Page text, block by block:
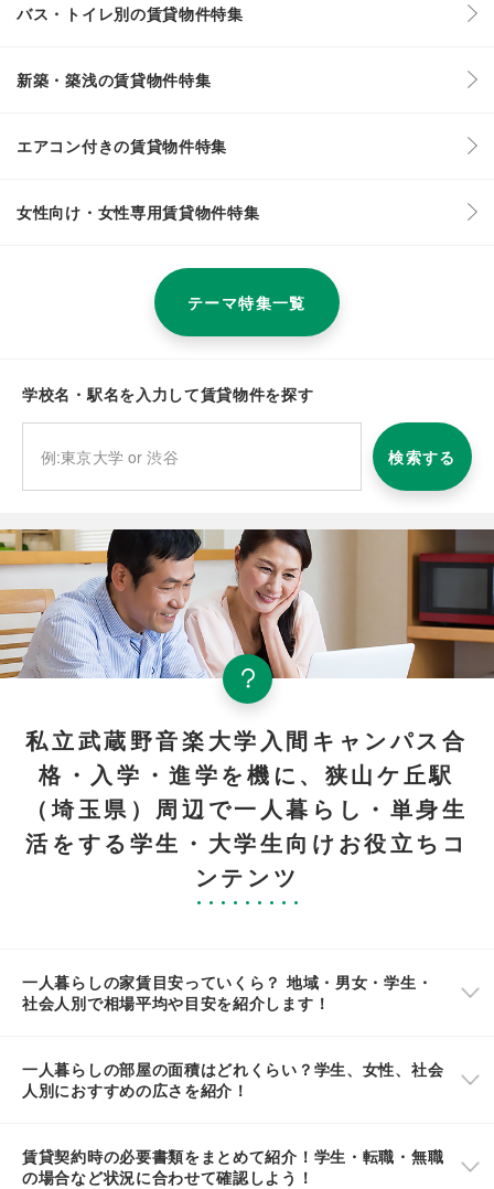
バス・トイレ別の賃貸物件特集
新築・築浅の賃貸物件特集
エアコン付きの賃貸物件特集
女性向け・女性専用賃貸物件特集
テーマ特集一覧
学校名・駅名を入力して賃貸物件を探す
検索する
私立武蔵野音楽大学入間キャンパス合
格・入学・進学を機に、狭山ケ丘駅
（埼玉県）周辺で一人暮らし・単身生
活をする学生・大学生向けお役立ちコ
ンテンツ
一人暮らしの家賃目安っていくら？ 地域・男女・学生・
社会人別で相場平均や目安を紹介します！
一人暮らしの部屋の面積はどれくらい？学生、女性、社会
人別におすすめの広さを紹介！
賃貸契約時の必要書類をまとめて紹介！学生・転職・無職
の場合など状況に合わせて確認しよう！